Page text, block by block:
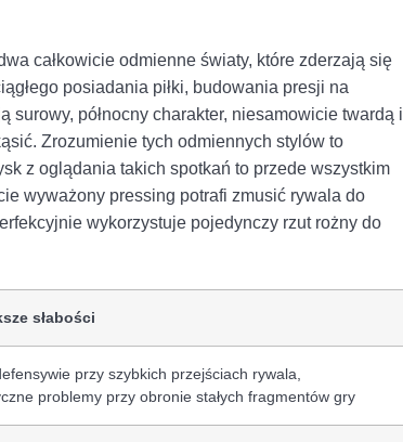
całkowicie odmienne światy, które zderzają się
posiadania piłki, budowania presji na
północny charakter, niesamowicie twardą i
Zrozumienie tych odmiennych stylów to
z oglądania takich spotkań to przede wszystkim
wyważony pressing potrafi zmusić rywala do
wykorzystuje pojedynczy rzut rożny do
słabości
przy szybkich przejściach rywala,
problemy przy obronie stałych fragmentów gry